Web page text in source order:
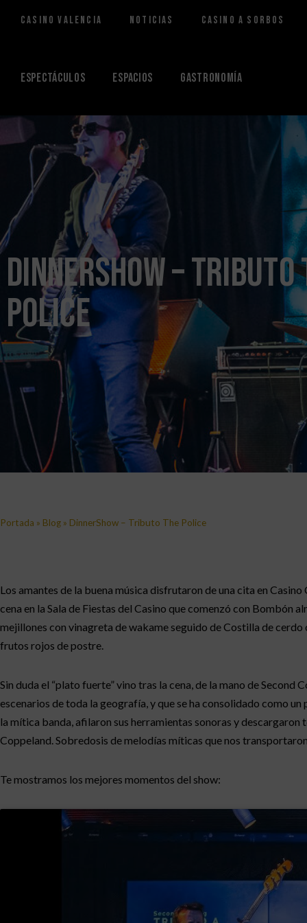
contenido
Casino Valencia Noticias Casino a Sorbos
Espectáculos Espacios Gastronomía
DinnerShow – Tributo
Police
Portada » Blog » DinnerShow – Tributo The Police
Los amantes de la buena música disfrutaron de una cita en
cena en la Sala de Fiestas del Casino que comenzó con
mejillones con vinagreta de wakame seguido de Costilla de
frutos rojos de postre.
Sin duda el “plato fuerte” vino tras la cena, de la mano de
escenarios de toda la geografía, y que se ha consolidado como
la mítica banda, afilaron sus herramientas sonoras y
Coppeland. Sobredosis de melodías míticas que nos
Te mostramos los mejores momentos del show: